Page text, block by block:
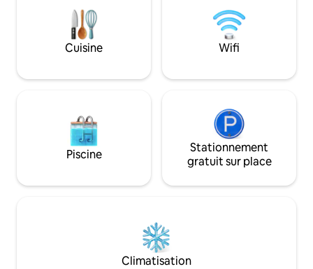
donc vous aurez tout le confort d'un
chez-soi. Situé à proximité de lieux de
loisirs de plein air comme Hatcher Pass,
cet endroit est idéal pour tout le monde.
vous pouvez
nombreux
disponibles
maison. Les
Cuisine Wifi
Piscine
Stationnement
gratuit sur place
Climatisation